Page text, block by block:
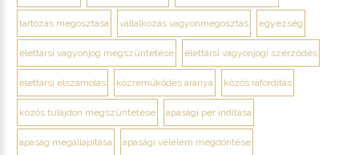
tartozás megosztása vállalkozás vagyonmegosztás egyezség
élettársi vagyonjog megszüntetése élettársi vagyonjogi szerződés
élettársi elszámolás közreműködés aránya közös ráfordítás
közös tulajdon megszüntetése apasági per indítása
apaság megállapítása apasági vélelem megdöntése